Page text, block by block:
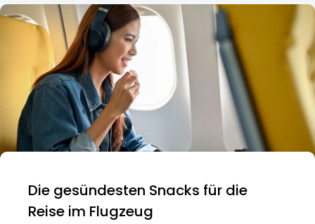
Die gesündesten Snacks für die
Reise im Flugzeug